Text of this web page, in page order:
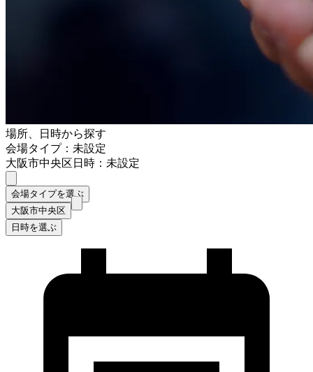
場所、日時から探す
会場タイプ：未設定
大阪市中央区日時：未設定
会場タイプを選ぶ
大阪市中央区
日時を選ぶ